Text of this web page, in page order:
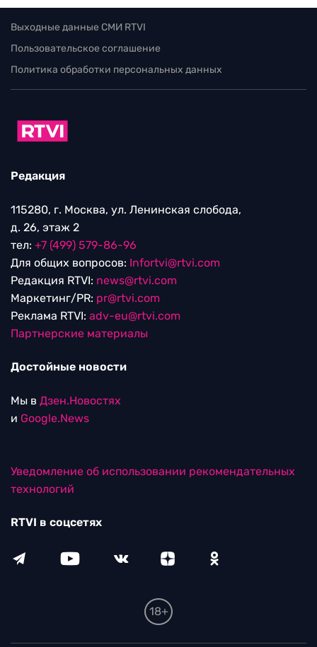
Выходные данные СМИ RTVI
Пользовательское соглашение
Политика обработки персональных данных
Редакция
115280, г. Москва, ул. Ленинская слобода,
д. 26, этаж 2
тел: +7 (499) 579-86-96
Для общих вопросов: Infortvi@rtvi.com
Редакция RTVI: news@rtvi.com
Маркетинг/PR: pr@rtvi.com
Реклама RTVI: adv-eu@rtvi.com
Партнерские материалы
Достойные новости
Мы в Дзен.Новостях
и Google.News
Уведомление об использовании рекомендательных
технологий
RTVI в соцсетях
18+